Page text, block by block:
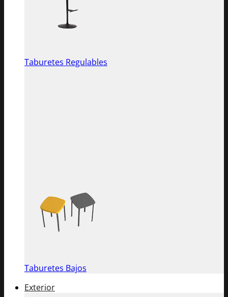
Taburetes Regulables
Taburetes Bajos
Exterior